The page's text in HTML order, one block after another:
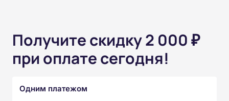
Получите скидку 2 000 ₽
при оплате сегодня!
Одним платежом